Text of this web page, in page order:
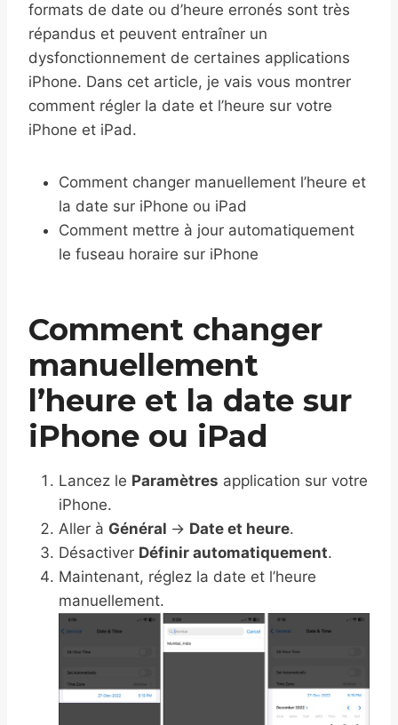
formats de date ou d’heure erronés sont très
répandus et peuvent entraîner un
dysfonctionnement de certaines applications
iPhone. Dans cet article, je vais vous montrer
comment régler la date et l’heure sur votre
iPhone et iPad.
Comment changer manuellement l’heure et
la date sur iPhone ou iPad
Comment mettre à jour automatiquement
le fuseau horaire sur iPhone
Comment changer
manuellement
l’heure et la date sur
iPhone ou iPad
Lancez le Paramètres application sur votre
iPhone.
Aller à Général → Date et heure.
Désactiver Définir automatiquement.
Maintenant, réglez la date et l’heure
manuellement.